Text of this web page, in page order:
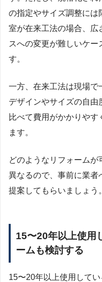
の指定やサイズ調整には
室が在来工法の場合、広
スへの変更が難しいケ
す。
一方、在来工法は現場で
デザインやサイズの自由
比べて費用がかかりやす
ます。
どのようなリフォームが
異なるので、事前に業者
提案してもらいましょう。
15〜20年以上使用
ームも検討する
15〜20年以上使用して